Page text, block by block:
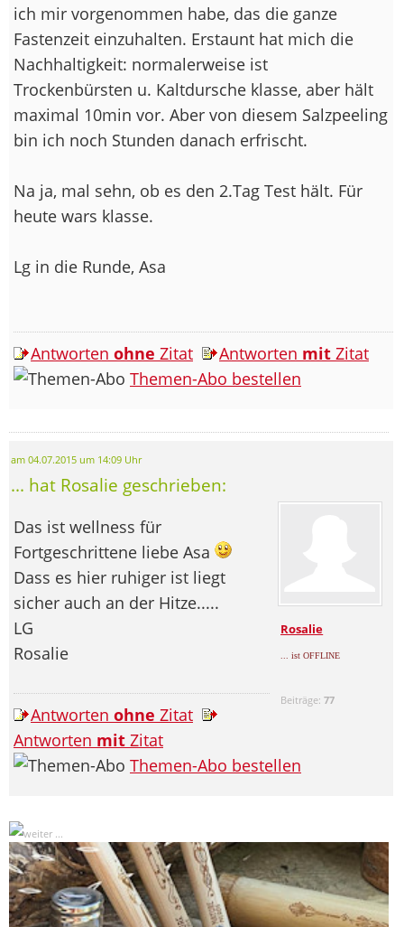
ich mir vorgenommen habe, das die ganze
Fastenzeit einzuhalten. Erstaunt hat mich die
Nachhaltigkeit: normalerweise ist
Trockenbürsten u. Kaltdursche klasse, aber hält
maximal 10min vor. Aber von diesem Salzpeeling
bin ich noch Stunden danach erfrischt.
Na ja, mal sehn, ob es den 2.Tag Test hält. Für
heute wars klasse.
Lg in die Runde, Asa
Antworten ohne Zitat Antworten mit Zitat
Themen-Abo bestellen
am 04.07.2015 um 14:09 Uhr
... hat Rosalie geschrieben:
Rosalie
... ist OFFLINE
Beiträge:77
Das ist wellness für
Fortgeschrittene liebe Asa
Dass es hier ruhiger ist liegt
sicher auch an der Hitze.....
LG
Rosalie
Antworten ohne Zitat
Antworten mit Zitat
Themen-Abo bestellen